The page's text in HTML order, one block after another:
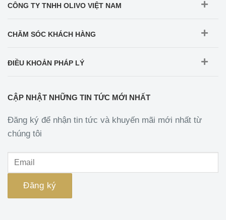
CÔNG TY TNHH OLIVO VIỆT NAM
CHĂM SÓC KHÁCH HÀNG
ĐIỀU KHOẢN PHÁP LÝ
CẬP NHẬT NHỮNG TIN TỨC MỚI NHẤT
Đăng ký để nhận tin tức và khuyến mãi mới nhất từ
chúng tôi